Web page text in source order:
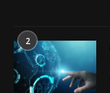
2